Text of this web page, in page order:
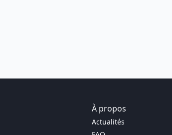
À propos
Actualités